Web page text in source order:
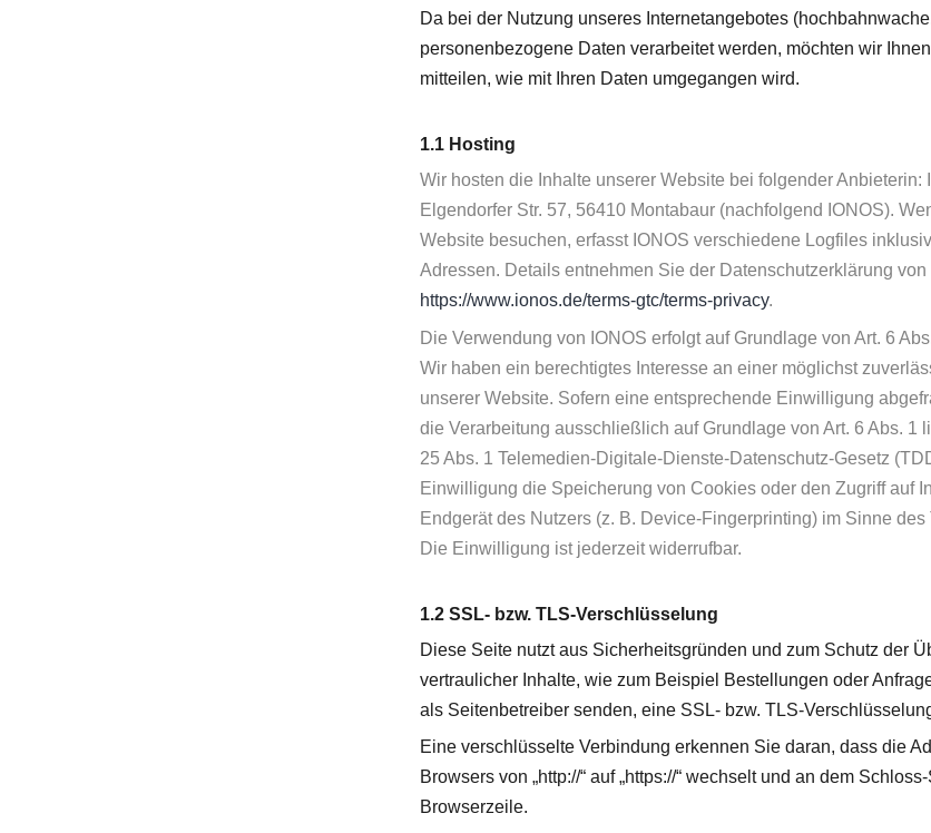
Da bei der Nutzung unseres Internetangebotes
personenbezogene Daten verarbeitet werden, möchten wir
mitteilen, wie mit Ihren Daten umgegangen wird.
1.1 Hosting
Wir hosten die Inhalte unserer Website bei folgender Anbieterin:
Elgendorfer Str. 57, 56410 Montabaur (nachfolgend IONOS).
Website besuchen, erfasst IONOS verschiedene Logfiles
Adressen. Details entnehmen Sie der Datenschutzerklärung von
https://www.ionos.de/terms-gtc/terms-privacy.
Die Verwendung von IONOS erfolgt auf Grundlage von Art. 6
Wir haben ein berechtigtes Interesse an einer möglichst
unserer Website. Sofern eine entsprechende Einwilligung
die Verarbeitung ausschließlich auf Grundlage von Art. 6 Abs. 1
25 Abs. 1 Telemedien-Digitale-Dienste-Datenschutz-Gesetz
Einwilligung die Speicherung von Cookies oder den Zugriff auf
Endgerät des Nutzers (z. B. Device-Fingerprinting) im Sinne des
Die Einwilligung ist jederzeit widerrufbar.
1.2 SSL- bzw. TLS-Verschlüsselung
Diese Seite nutzt aus Sicherheitsgründen und zum Schutz der
vertraulicher Inhalte, wie zum Beispiel Bestellungen oder
als Seitenbetreiber senden, eine SSL- bzw. TLS-
Eine verschlüsselte Verbindung erkennen Sie daran, dass die
Browsers von „http://“ auf „https://“ wechselt und an dem
Browserzeile.